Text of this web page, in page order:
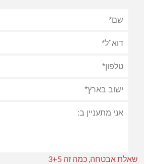
שאלת אבטחה, כמה זה 3+5